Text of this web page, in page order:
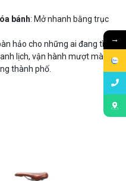
bánh: Mở nhanh bằng trục
hảo cho những ai đang tìm
lịch, vận hành mượt mà, và
thành phố.
→